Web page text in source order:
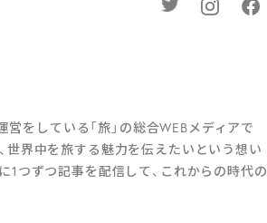
をしている「旅」の総合WEBメディアで
世界中を旅する魅力を伝えたいという想い
つずつ記事を配信して、これからの時代の